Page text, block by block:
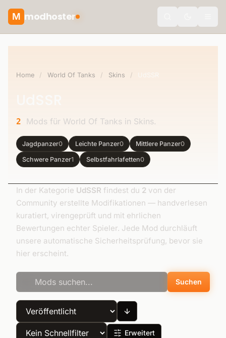
M modhoster
Home / World Of Tanks / Skins / UdSSR
2 Mods für World Of Tanks in Skins.
Jagdpanzer0 Leichte Panzer0 Mittlere Panzer0
Schwere Panzer1 Selbstfahrlafetten0
In der Kategorie UdSSR findest du 2 von der
Community erstellte Modifikationen — handverlesen
kuratiert, virengeprüft und mit ehrlichen
Bewertungen echter Spieler. Jede Mod durchläuft
unsere automatische Sicherheitsprüfung, bevor sie
hier erscheint.
Suchen
Erweitert